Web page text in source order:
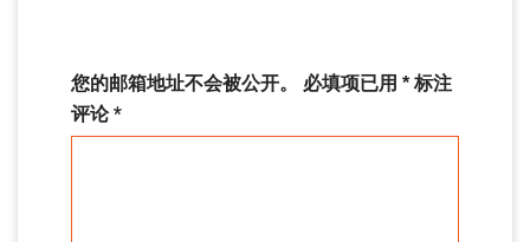
您的邮箱地址不会被公开。 必填项已用 * 标注
评论*